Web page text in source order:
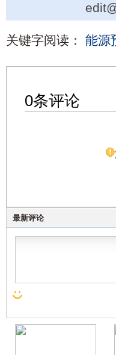
关键字阅读： 能源
0条评论
最新评论